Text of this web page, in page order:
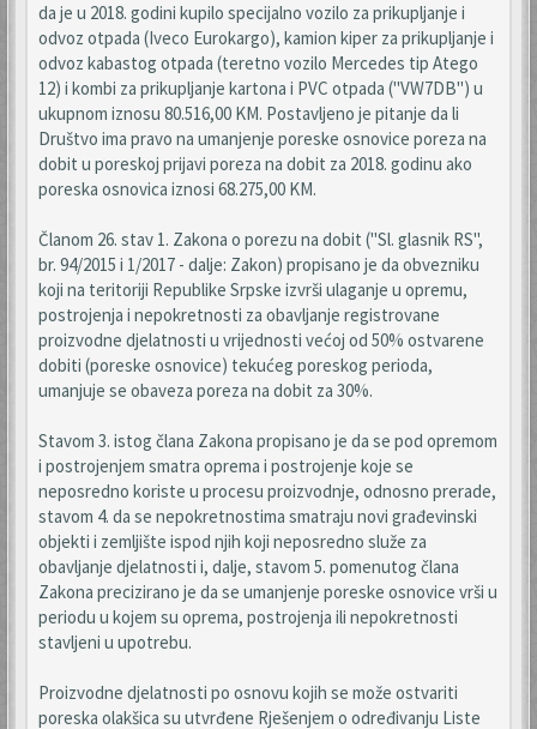
da je u 2018. godini kupilo specijalno vozilo za prikupljanje i
odvoz otpada (Iveco Eurokargo), kamion kiper za prikupljanje i
odvoz kabastog otpada (teretno vozilo Mercedes tip Atego
12) i kombi za prikupljanje kartona i PVC otpada ("VW7DB") u
ukupnom iznosu 80.516,00 KM. Postavljeno je pitanje da li
Društvo ima pravo na umanjenje poreske osnovice poreza na
dobit u poreskoj prijavi poreza na dobit za 2018. godinu ako
poreska osnovica iznosi 68.275,00 KM.
Članom 26. stav 1. Zakona o porezu na dobit ("Sl. glasnik RS",
br. 94/2015 i 1/2017 - dalje: Zakon) propisano je da obvezniku
koji na teritoriji Republike Srpske izvrši ulaganje u opremu,
postrojenja i nepokretnosti za obavljanje registrovane
proizvodne djelatnosti u vrijednosti većoj od 50% ostvarene
dobiti (poreske osnovice) tekućeg poreskog perioda,
umanjuje se obaveza poreza na dobit za 30%.
Stavom 3. istog člana Zakona propisano je da se pod opremom
i postrojenjem smatra oprema i postrojenje koje se
neposredno koriste u procesu proizvodnje, odnosno prerade,
stavom 4. da se nepokretnostima smatraju novi građevinski
objekti i zemljište ispod njih koji neposredno služe za
obavljanje djelatnosti i, dalje, stavom 5. pomenutog člana
Zakona precizirano je da se umanjenje poreske osnovice vrši u
periodu u kojem su oprema, postrojenja ili nepokretnosti
stavljeni u upotrebu.
Proizvodne djelatnosti po osnovu kojih se može ostvariti
poreska olakšica su utvrđene Rješenjem o određivanju Liste